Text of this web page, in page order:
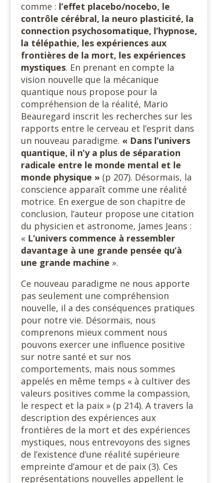
comme : l’effet placebo/nocebo, le
contrôle cérébral, la neuro plasticité, la
connection psychosomatique, l’hypnose,
la télépathie, les expériences aux
frontières de la mort, les expériences
mystiques. En prenant en compte la
vision nouvelle que la mécanique
quantique nous propose pour la
compréhension de la réalité, Mario
Beauregard inscrit les recherches sur les
rapports entre le cerveau et l’esprit dans
un nouveau paradigme. « Dans l’univers
quantique, il n’y a plus de séparation
radicale entre le monde mental et le
monde physique »(p 207). Désormais, la
conscience apparaît comme une réalité
motrice. En exergue de son chapitre de
conclusion, l’auteur propose une citation
du physicien et astronome, James Jeans :
« L’univers commence à ressembler
davantage à une grande pensée qu’à
une grande machine ».
Ce nouveau paradigme ne nous apporte
pas seulement une compréhension
nouvelle, il a des conséquences pratiques
pour notre vie. Désormais, nous
comprenons mieux comment nous
pouvons exercer une influence positive
sur notre santé et sur nos
comportements, mais nous sommes
appelés en même temps « à cultiver des
valeurs positives comme la compassion,
le respect et la paix » (p 214). A travers la
description des expériences aux
frontières de la mort et des expériences
mystiques, nous entrevoyons des signes
de l’existence d’une réalité supérieure
empreinte d’amour et de paix (3). Ces
représentations nouvelles appellent le